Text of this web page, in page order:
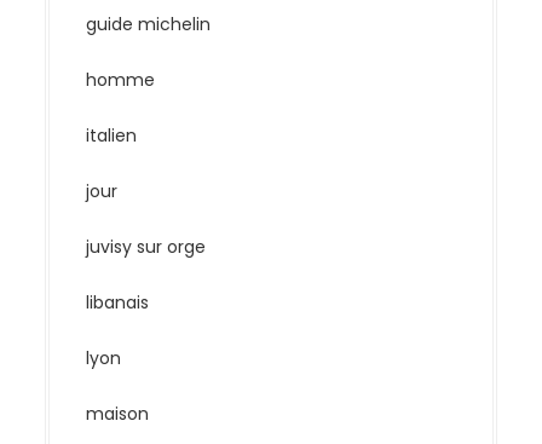
guide michelin
homme
italien
jour
juvisy sur orge
libanais
lyon
maison